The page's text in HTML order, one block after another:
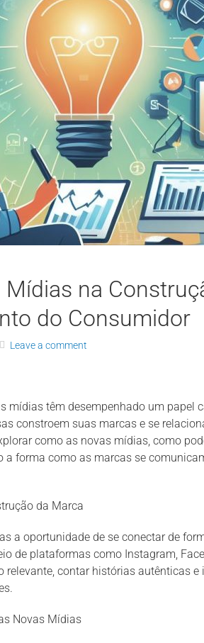
Mídias na
do Consumidor
Leave a comment
mídias têm desempenhado um papel
constroem suas marcas e se
como as novas mídias, como
a forma como as marcas se
da Marca
a oportunidade de se conectar de
de plataformas como Instagram,
contar histórias autênticas e
Novas Mídias